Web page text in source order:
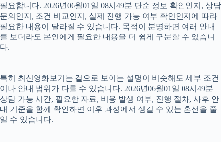
필요합니다. 2026년06월01일 08시49분 단순 정보 확인인지, 상담
문의인지, 조건 비교인지, 실제 진행 가능 여부 확인인지에 따라
필요한 내용이 달라질 수 있습니다. 목적이 분명하면 여러 안내
를 보더라도 본인에게 필요한 내용을 더 쉽게 구분할 수 있습니
다.
특히 최신영화보기는 겉으로 보이는 설명이 비슷해도 세부 조건
이나 안내 범위가 다를 수 있습니다. 2026년06월01일 08시49분
상담 가능 시간, 필요한 자료, 비용 발생 여부, 진행 절차, 사후 안
내 기준을 함께 확인하면 이후 과정에서 생길 수 있는 혼선을 줄
일 수 있습니다.